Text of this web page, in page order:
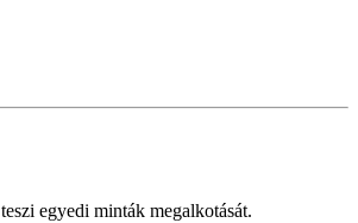
egyedi minták megalkotását.